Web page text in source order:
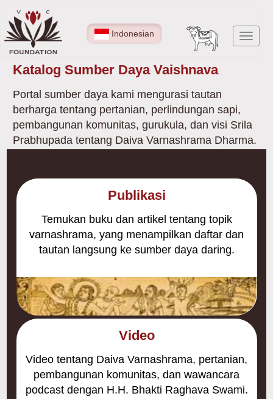
Lompat
ke
isi
Indonesian
Katalog Sumber Daya Vaishnava
Portal sumber daya kami mengurasi tautan
berharga tentang pertanian, perlindungan sapi,
pembangunan komunitas, gurukula, dan visi Srila
Prabhupada tentang Daiva Varnashrama Dharma.
Publikasi
Temukan buku dan artikel tentang topik
varnashrama, yang menampilkan daftar dan
tautan langsung ke sumber daya daring.
Video
Video tentang Daiva Varnashrama, pertanian,
pembangunan komunitas, dan wawancara
podcast dengan H.H. Bhakti Raghava Swami.